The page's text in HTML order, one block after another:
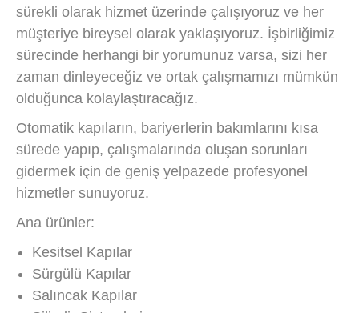
sürekli olarak hizmet üzerinde çalışıyoruz ve her
müşteriye bireysel olarak yaklaşıyoruz. İşbirliğimiz
sürecinde herhangi bir yorumunuz varsa, sizi her
zaman dinleyeceğiz ve ortak çalışmamızı mümkün
olduğunca kolaylaştıracağız.
Otomatik kapıların, bariyerlerin bakımlarını kısa
sürede yapıp, çalışmalarında oluşan sorunları
gidermek için de geniş yelpazede profesyonel
hizmetler sunuyoruz.
Ana ürünler:
Kesitsel Kapılar
Sürgülü Kapılar
Salıncak Kapılar